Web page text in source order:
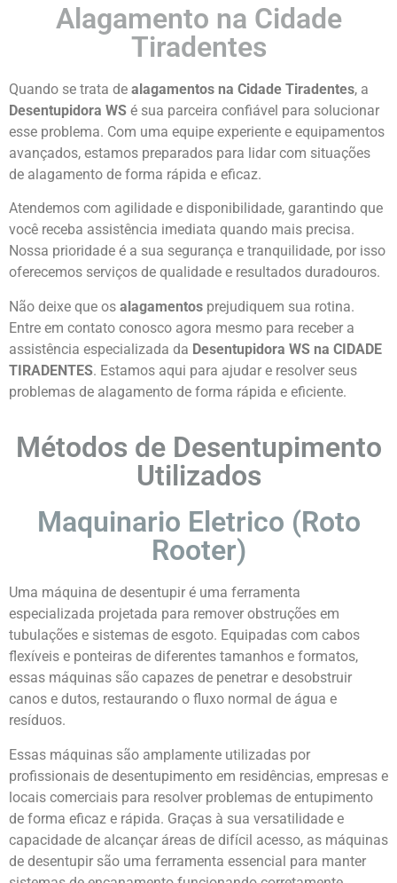
Alagamento na Cidade
Tiradentes
Quando se trata de alagamentos na Cidade Tiradentes, a
Desentupidora WS é sua parceira confiável para solucionar
esse problema. Com uma equipe experiente e equipamentos
avançados, estamos preparados para lidar com situações
de alagamento de forma rápida e eficaz.
Atendemos com agilidade e disponibilidade, garantindo que
você receba assistência imediata quando mais precisa.
Nossa prioridade é a sua segurança e tranquilidade, por isso
oferecemos serviços de qualidade e resultados duradouros.
Não deixe que os alagamentos prejudiquem sua rotina.
Entre em contato conosco agora mesmo para receber a
assistência especializada da Desentupidora WS na CIDADE
TIRADENTES. Estamos aqui para ajudar e resolver seus
problemas de alagamento de forma rápida e eficiente.
Métodos de Desentupimento
Utilizados
Maquinario Eletrico (Roto
Rooter)
Uma máquina de desentupir é uma ferramenta
especializada projetada para remover obstruções em
tubulações e sistemas de esgoto. Equipadas com cabos
flexíveis e ponteiras de diferentes tamanhos e formatos,
essas máquinas são capazes de penetrar e desobstruir
canos e dutos, restaurando o fluxo normal de água e
resíduos.
Essas máquinas são amplamente utilizadas por
profissionais de desentupimento em residências, empresas e
locais comerciais para resolver problemas de entupimento
de forma eficaz e rápida. Graças à sua versatilidade e
capacidade de alcançar áreas de difícil acesso, as máquinas
de desentupir são uma ferramenta essencial para manter